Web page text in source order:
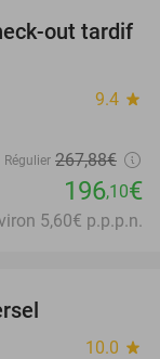
27%
out tardif
9.4 star
Régulier 267,88€
196,10€
5,60€ p.p.p.n.
10.0 star